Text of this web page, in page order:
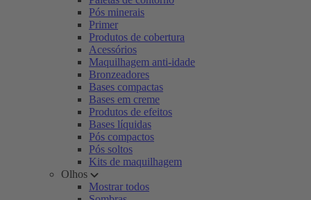
Pós minerais
Primer
Produtos de cobertura
Acessórios
Maquilhagem anti-idade
Bronzeadores
Bases compactas
Bases em creme
Produtos de efeitos
Bases líquidas
Pós compactos
Pós soltos
Kits de maquilhagem
Olhos
Mostrar todos